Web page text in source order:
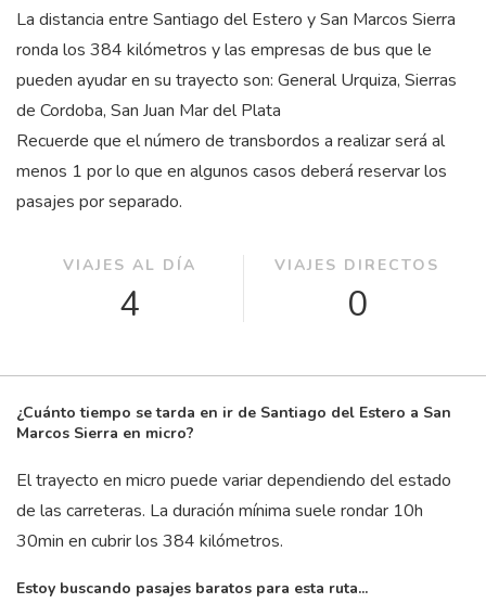
La distancia entre Santiago del Estero y San Marcos Sierra
ronda los 384 kilómetros y las empresas de bus que le
pueden ayudar en su trayecto son: General Urquiza, Sierras
de Cordoba, San Juan Mar del Plata
Recuerde que el número de transbordos a realizar será al
menos 1 por lo que en algunos casos deberá reservar los
pasajes por separado.
VIAJES AL DÍA
4
VIAJES DIRECTOS
0
¿Cuánto tiempo se tarda en ir de Santiago del Estero a San
Marcos Sierra en micro?
El trayecto en micro puede variar dependiendo del estado
de las carreteras. La duración mínima suele rondar 10h
30min en cubrir los 384 kilómetros.
Estoy buscando pasajes baratos para esta ruta...